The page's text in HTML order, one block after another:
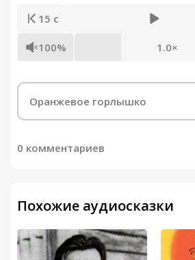
15 с
100% 1.0×
Оранжевое горлышко
0 комментариев
Похожие аудиосказки